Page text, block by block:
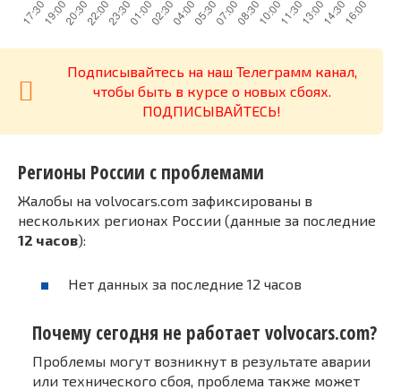
Подписывайтесь на наш Телеграмм канал,
чтобы быть в курсе о новых сбоях.
ПОДПИСЫВАЙТЕСЬ!
Регионы России с проблемами
Жалобы на volvocars.com зафиксированы в
нескольких регионах России (данные за последние
12 часов):
Нет данных за последние 12 часов
Почему сегодня не работает volvocars.com?
Проблемы могут возникнут в результате аварии
или технического сбоя, проблема также может